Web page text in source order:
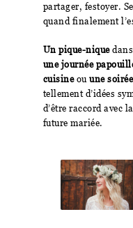
partager, festoyer.
quand finalement
Un pique-nique
une journée
cuisineouune
tellement d’idées
d’être raccord avec
future mariée.